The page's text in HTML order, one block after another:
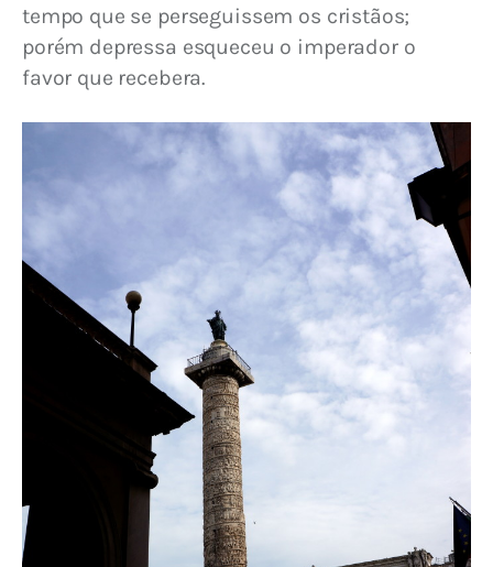
tempo que se perseguissem os cristãos;
porém depressa esqueceu o imperador o
favor que recebera.